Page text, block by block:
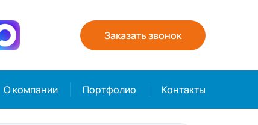
Заказать звонок
О компании Портфолио Контакты